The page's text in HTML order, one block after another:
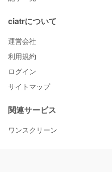
ciatrについて
運営会社
利用規約
ログイン
サイトマップ
関連サービス
ワンスクリーン